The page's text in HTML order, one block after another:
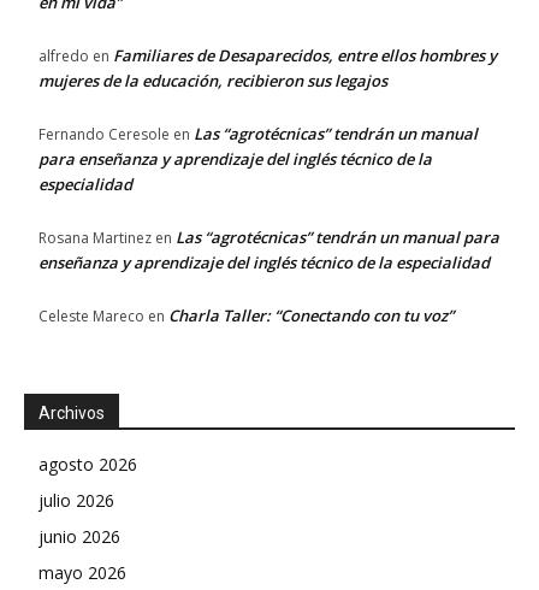
alfredo en Familiares de Desaparecidos, entre ellos hombres y
mujeres de la educación, recibieron sus legajos
Fernando Ceresole en Las “agrotécnicas” tendrán un manual
para enseñanza y aprendizaje del inglés técnico de la
especialidad
Rosana Martinez en Las “agrotécnicas” tendrán un manual para
enseñanza y aprendizaje del inglés técnico de la especialidad
Celeste Mareco en Charla Taller: “Conectando con tu voz”
Archivos
agosto 2026
julio 2026
junio 2026
mayo 2026